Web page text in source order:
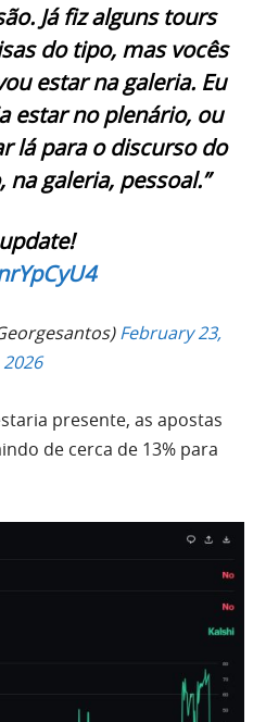
Já fiz alguns tours
do tipo, mas vocês
estar na galeria. Eu
estar no plenário, ou
lá para o discurso do
na galeria, pessoal.”
February 23,
2026
presente, as apostas
de cerca de 13% para